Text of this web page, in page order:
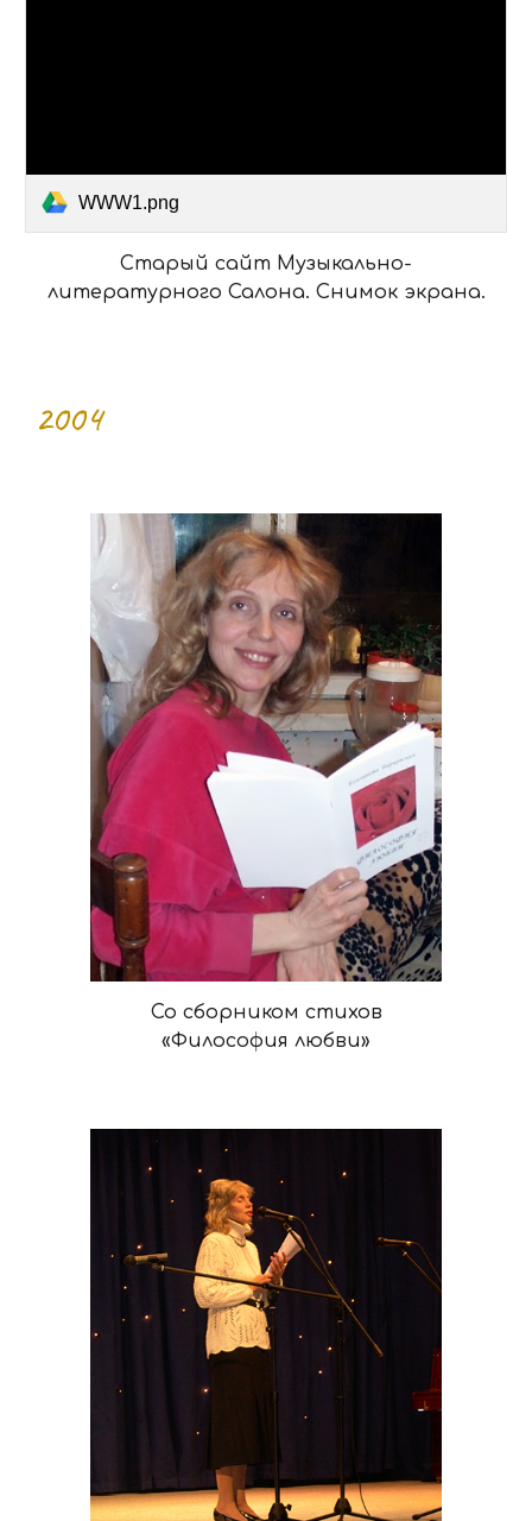
WWW1.png
Старый сайт Музыкально-
литературного Салона. Снимок экрана.
2004
Со сборником стихов
«Философия любви»